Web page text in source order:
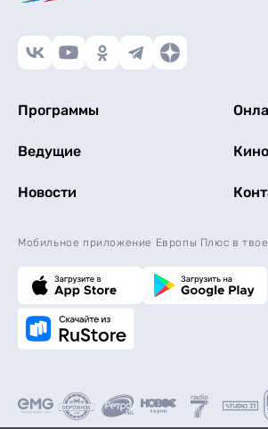
Программы
Ведущие
Новости
Мобильное приложение Европы Плюс в